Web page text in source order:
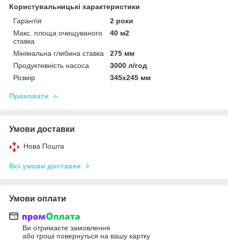
Користувальницькі характеристики
Гарантія
2 роки
Макс. площа очищуваного
ставка
40 м2
Мінімальна глибина ставка
275 мм
Продуктивність насоса
3000 л/год
Розмір
345х245 мм
Приховати
Умови доставки
Нова Пошта
Всі умови доставки
Умови оплати
Ви отримаєте замовлення
або гроші повернуться на вашу картку